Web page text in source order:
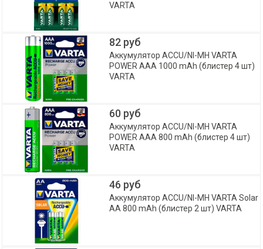
VARTA
82 руб
Аккумулятор ACCU/NI-MH VARTA
POWER AAA 1000 mAh (блистер 4 шт)
VARTA
60 руб
Аккумулятор ACCU/NI-MH VARTA
POWER AAA 800 mAh (блистер 4 шт)
VARTA
46 руб
Аккумулятор ACCU/NI-MH VARTA Solar
AA 800 mAh (блистер 2 шт) VARTA